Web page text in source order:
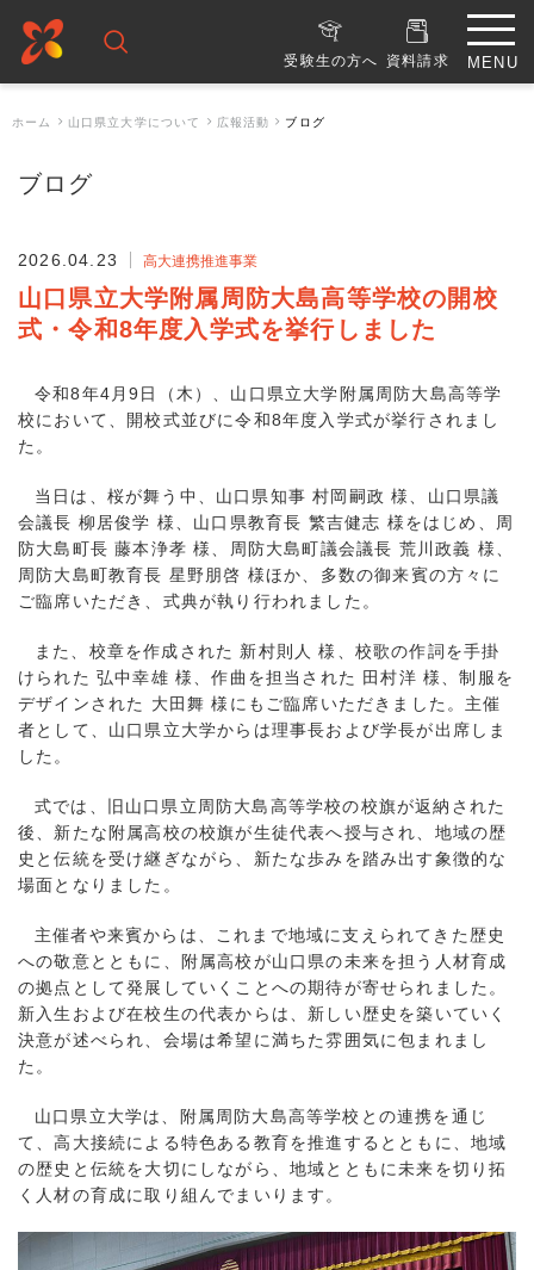
受験生の方へ 資料請求
ホーム 山口県立大学について 広報活動 ブログ
ブログ
2026.04.23 高大連携推進事業
山口県立大学附属周防大島高等学校の開校
式・令和8年度入学式を挙行しました
令和8年4月9日（木）、山口県立大学附属周防大島高等学
校において、開校式並びに令和8年度入学式が挙行されまし
た。
当日は、桜が舞う中、山口県知事 村岡嗣政 様、山口県議
会議長 柳居俊学 様、山口県教育長 繁吉健志 様をはじめ、周
防大島町長 藤本浄孝 様、周防大島町議会議長 荒川政義 様、
周防大島町教育長 星野朋啓 様ほか、多数の御来賓の方々に
ご臨席いただき、式典が執り行われました。
また、校章を作成された 新村則人 様、校歌の作詞を手掛
けられた 弘中幸雄 様、作曲を担当された 田村洋 様、制服を
デザインされた 大田舞 様にもご臨席いただきました。主催
者として、山口県立大学からは理事長および学長が出席しま
した。
式では、旧山口県立周防大島高等学校の校旗が返納された
後、新たな附属高校の校旗が生徒代表へ授与され、地域の歴
史と伝統を受け継ぎながら、新たな歩みを踏み出す象徴的な
場面となりました。
主催者や来賓からは、これまで地域に支えられてきた歴史
への敬意とともに、附属高校が山口県の未来を担う人材育成
の拠点として発展していくことへの期待が寄せられました。
新入生および在校生の代表からは、新しい歴史を築いていく
決意が述べられ、会場は希望に満ちた雰囲気に包まれまし
た。
山口県立大学は、附属周防大島高等学校との連携を通じ
て、高大接続による特色ある教育を推進するとともに、地域
の歴史と伝統を大切にしながら、地域とともに未来を切り拓
く人材の育成に取り組んでまいります。